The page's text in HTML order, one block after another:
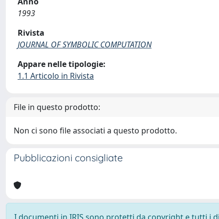
1993
Rivista
JOURNAL OF SYMBOLIC COMPUTATION
Appare nelle tipologie:
1.1 Articolo in Rivista
File in questo prodotto:
Non ci sono file associati a questo prodotto.
Pubblicazioni consigliate